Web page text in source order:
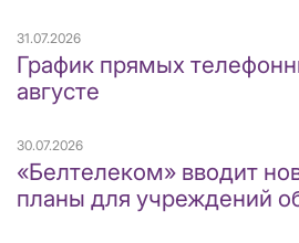
31.07.2026
График прямых
августе
30.07.2026
«Белтелеком» вводит
планы для учреждений